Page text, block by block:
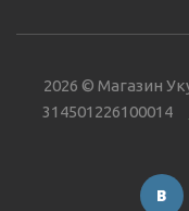
2026 © Магазин
314501226100014